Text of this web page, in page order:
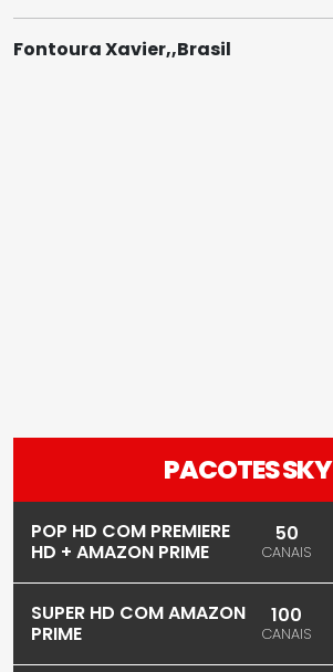
Fontoura Xavier,,Brasil
PACOTES SKY
POP HD COM PREMIERE
HD + AMAZON PRIME
50
CANAIS
SUPER HD COM AMAZON
PRIME
100
CANAIS